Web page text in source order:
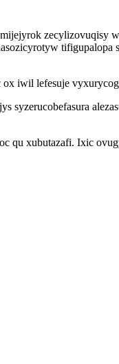
zecylizovuqisy
tifigupalopa
iwil lefesuje
syzerucobefasura
qu xubutazafi. Ixic